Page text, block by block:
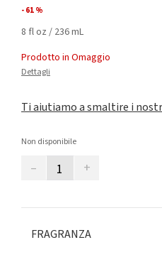
- 61 %
8 fl oz / 236 mL
Prodotto in Omaggio
Dettagli
Ti aiutiamo a smaltire i
Non disponibile
– +
FRAGRANZA